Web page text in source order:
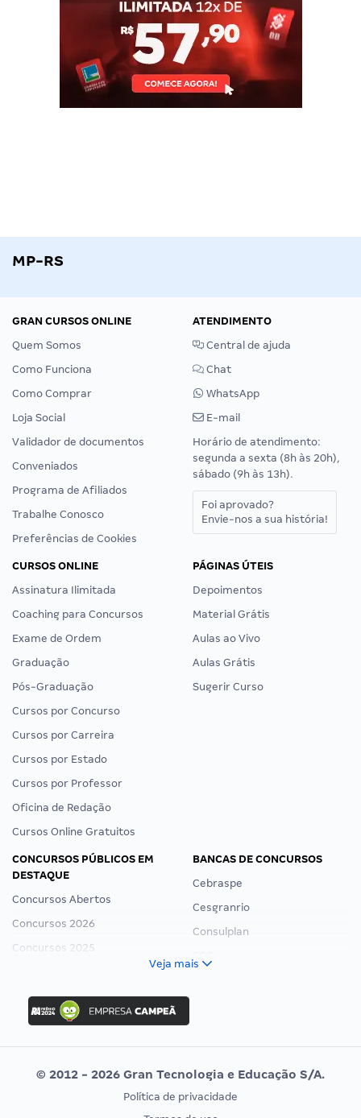
MP-RS
GRAN CURSOS ONLINE
Quem Somos
Como Funciona
Como Comprar
Loja Social
Validador de documentos
Conveniados
Programa de Afiliados
Trabalhe Conosco
Preferências de Cookies
ATENDIMENTO
Central de ajuda
Chat
WhatsApp
E-mail
Horário de atendimento:
segunda a sexta (8h às 20h),
sábado (9h às 13h).
Foi aprovado?
Envie-nos a sua história!
CURSOS ONLINE
Assinatura Ilimitada
Coaching para Concursos
Exame de Ordem
Graduação
Pós-Graduação
Cursos por Concurso
Cursos por Carreira
Cursos por Estado
Cursos por Professor
Oficina de Redação
Cursos Online Gratuitos
PÁGINAS ÚTEIS
Depoimentos
Material Grátis
Aulas ao Vivo
Aulas Grátis
Sugerir Curso
CONCURSOS PÚBLICOS EM
DESTAQUE
Concursos Abertos
Concursos 2026
Concursos 2025
Concurso Ibama
Concurso MPU
Editais publicados
BANCAS DE CONCURSOS
Cebraspe
Cesgranrio
Consulplan
Vunesp
CONCURSOS POR PROFISSÃO EXAME DE ORDEM
Veja mais
© 2012 - 2026 Gran Tecnologia e Educação S/A.
Política de privacidade